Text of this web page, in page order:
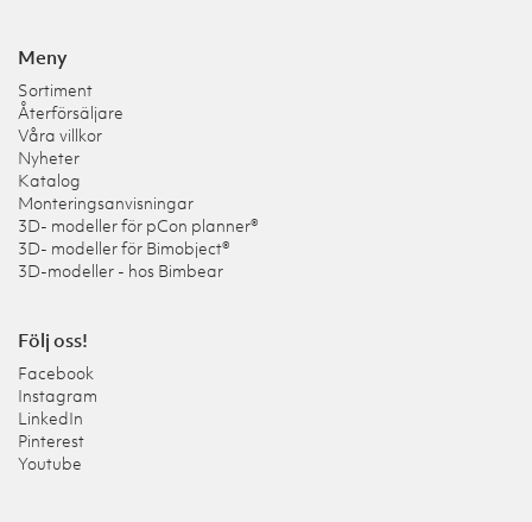
Meny
Sortiment
Återförsäljare
Våra villkor
Nyheter
Katalog
Monteringsanvisningar
3D- modeller för pCon planner®
3D- modeller för Bimobject®
3D-modeller - hos Bimbear
Följ oss!
Facebook
Instagram
LinkedIn
Pinterest
Youtube